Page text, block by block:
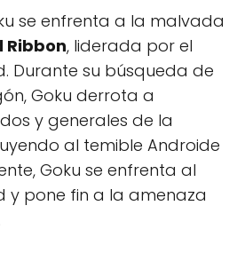
se enfrenta a la malvada
Ribbon, liderada por el
Durante su búsqueda de
Goku derrota a
y generales de la
al temible Androide
Goku se enfrenta al
y pone fin a la amenaza